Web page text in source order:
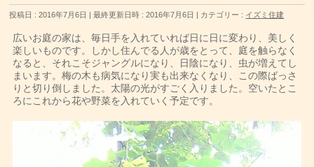
投稿日 : 2016年7月6日 最終更新日時 : 2016年7月6日 カテゴリー : イズミ住建
広いお庭の家は、毎日手を入れていれば日に日に変わり、美しく
楽しいものです。しかし住んでる人が歳をとって、庭を触らなく
なると、それこそジャングルになり、日陰になり、虫が増えてし
まいます。梅の木も病気になり実も出来なくなり、この際ばっさ
りと切り倒しました。太陽の光がすごく入りました。空いたとこ
ろにこれから花や野菜を入れていく予定です。